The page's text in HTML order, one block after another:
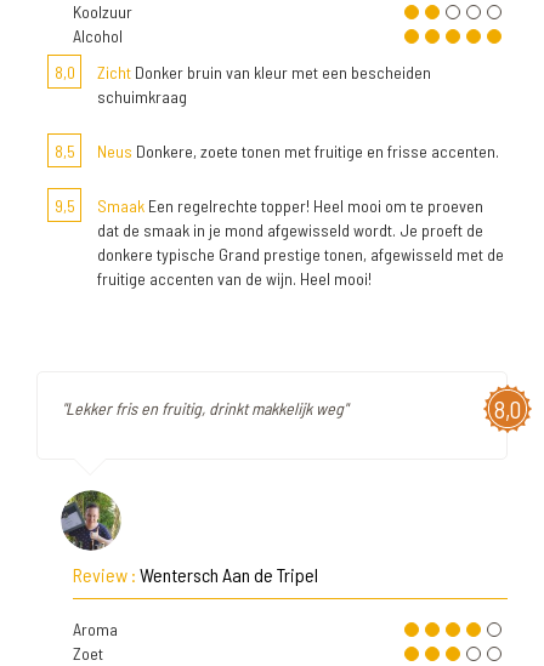
Koolzuur
Alcohol
8,0
Zicht Donker bruin van kleur met een bescheiden
schuimkraag
8,5 Neus Donkere, zoete tonen met fruitige en frisse accenten.
9,5 Smaak Een regelrechte topper! Heel mooi om te proeven
dat de smaak in je mond afgewisseld wordt. Je proeft de
donkere typische Grand prestige tonen, afgewisseld met de
fruitige accenten van de wijn. Heel mooi!
8,0
"Lekker fris en fruitig, drinkt makkelijk weg"
Review : Wentersch Aan de Tripel
Aroma
Zoet